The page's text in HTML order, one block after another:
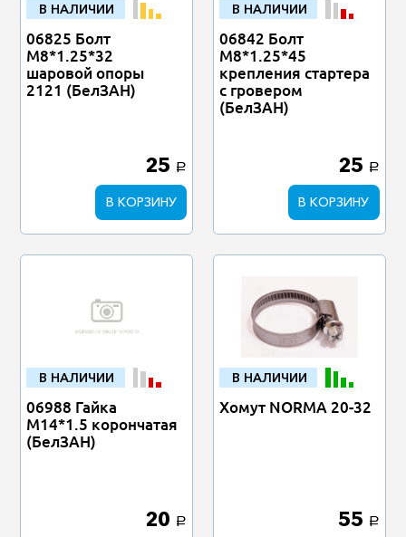
В НАЛИЧИИ
06825 Болт
М8*1.25*32
шаровой опоры
2121 (БелЗАН)
25 a
В КОРЗИНУ
В НАЛИЧИИ
06842 Болт
М8*1.25*45
крепления стартера
с гровером
(БелЗАН)
25 a
В КОРЗИНУ
В НАЛИЧИИ
06988 Гайка
М14*1.5 корончатая
(БелЗАН)
20 a
В НАЛИЧИИ
Хомут NORMA 20-32
55 a